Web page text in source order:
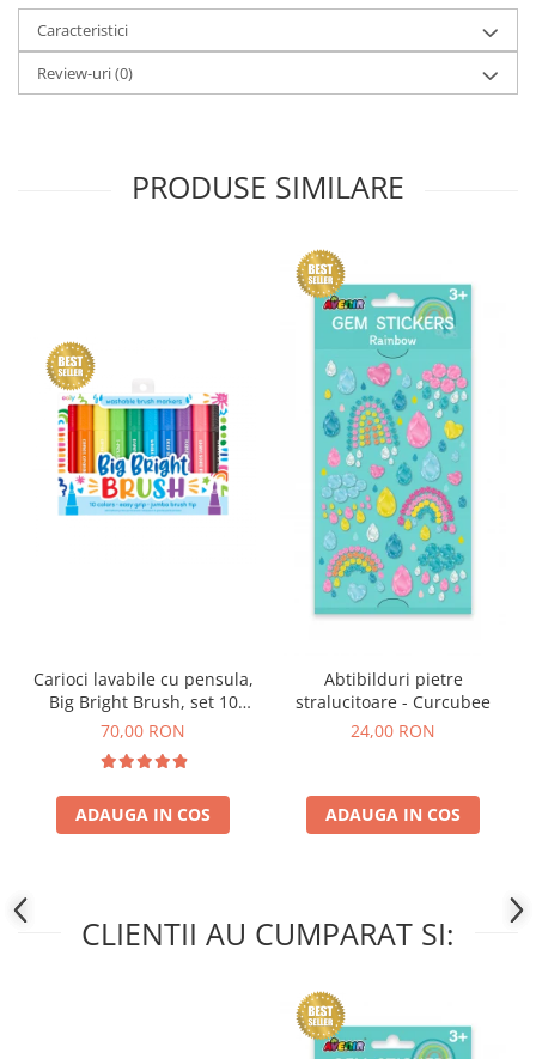
Caracteristici
Review-uri(0)
PRODUSE SIMILARE
Carioci lavabile cu pensula,
Big Bright Brush, set 10
culori
70,00 RON
ADAUGA IN COS
Abtibilduri pietre
stralucitoare - Curcubee
24,00 RON
ADAUGA IN COS
CLIENTII AU CUMPARAT SI: